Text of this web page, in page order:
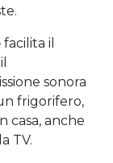
facilita il
sonora
frigorifero,
casa, anche
TV.